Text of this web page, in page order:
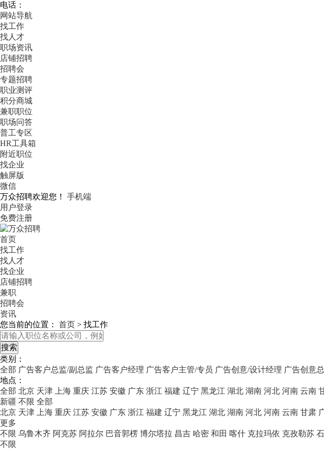
电话：
网站导航
找工作
找人才
职场资讯
店铺招聘
招聘会
专题招聘
职业测评
积分商城
兼职职位
职场问答
普工专区
HR工具箱
附近职位
找企业
触屏版
微信
万众招聘欢迎您！
手机端
用户登录
免费注册
首页
找工作
找人才
找企业
店铺招聘
兼职
招聘会
资讯
您当前的位置： 首页 > 找工作
类别：
全部 广告客户总监/副总监 广告客户经理 广告客户主管/专员 广告创意/设计经理 广告创意
地点：
全部 北京 天津 上海 重庆 江苏 安徽 广东 浙江 福建 辽宁 黑龙江 湖北 湖南 河北 河南 云南
新疆 不限 全部
北京 天津 上海 重庆 江苏 安徽 广东 浙江 福建 辽宁 黑龙江 湖北 湖南 河北 河南 云南 甘肃
更多
不限 乌鲁木齐 阿克苏 阿拉尔 巴音郭楞 博尔塔拉 昌吉 哈密 和田 喀什 克拉玛依 克孜勒苏
不限